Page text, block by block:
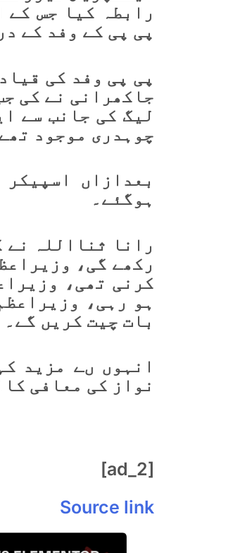
رابطہ کیا جس کے
پی پی کے وفد کے
پی پی وفد کی
جاکھرانی نے کی
لیگ کی جانب سے
چوہدری موجود
بعدازاں
ہوگئے۔
رانا ثنااللہ
رکھے گی،
کرنی تھی،
ہو رہی،
بات چیت کریں گے۔
انہوں ںے مزید
نواز کی معافی
[ad_2]
Source link